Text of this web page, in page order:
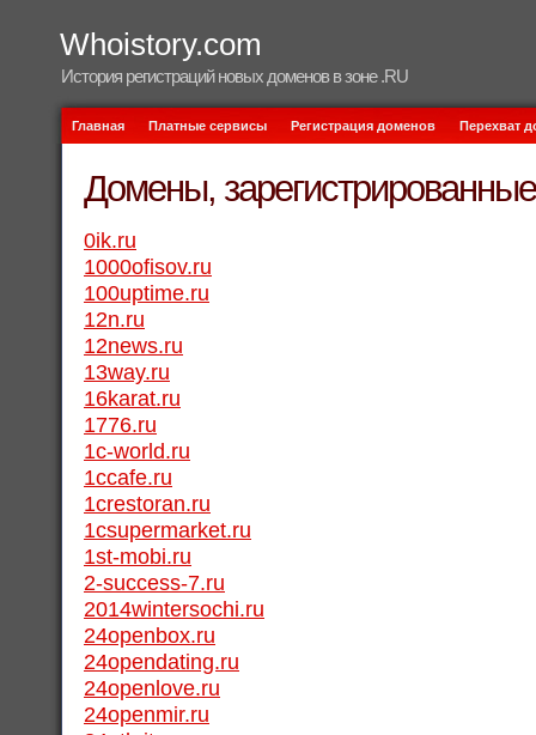
Whoistory.com
История регистраций новых доменов в зоне .RU
Главная Платные сервисы Регистрация доменов Перехват
Домены,
0ik.ru
1000ofisov.ru
100uptime.ru
12n.ru
12news.ru
13way.ru
16karat.ru
1776.ru
1c-world.ru
1ccafe.ru
1crestoran.ru
1csupermarket.ru
1st-mobi.ru
2-success-7.ru
2014wintersochi.ru
24openbox.ru
24opendating.ru
24openlove.ru
24openmir.ru